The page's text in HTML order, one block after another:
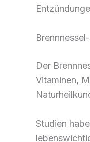
Der
Vitaminen,
Studien